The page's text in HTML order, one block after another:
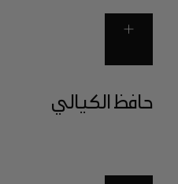
حافظ الكيالي